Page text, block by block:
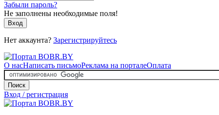
Забыли пароль?
Не заполнены необходимые поля!
Вход
Нет аккаунта? Зарегистрируйтесь
О насНаписать письмоРеклама на порталеОплата
Поиск
Вход / регистрация